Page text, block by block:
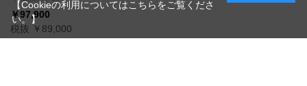
￥97,900
税抜 ￥89,000
【Cookieの利用についてはこちらをご覧くださ
い。】